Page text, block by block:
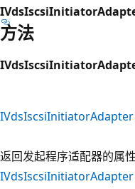
方法
返回发起程序适配器的属性